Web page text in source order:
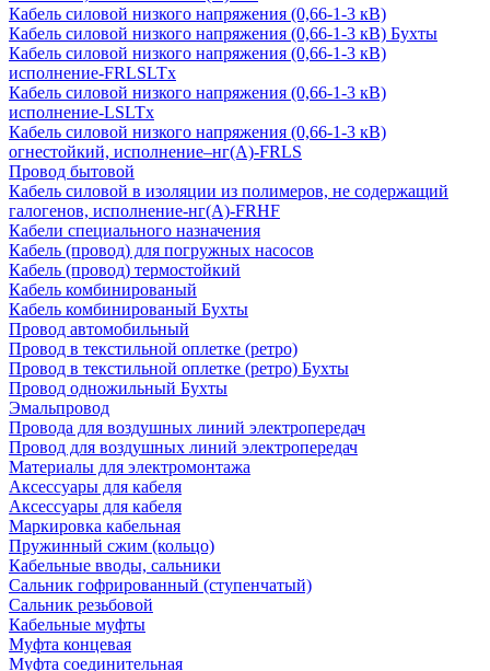
Кабель силовой низкого напряжения (0,66-1-3 кВ)
Кабель силовой низкого напряжения (0,66-1-3 кВ) Бухты
Кабель силовой низкого напряжения (0,66-1-3 кВ)
исполнение-FRLSLTx
Кабель силовой низкого напряжения (0,66-1-3 кВ)
исполнение-LSLTx
Кабель силовой низкого напряжения (0,66-1-3 кВ)
огнестойкий, исполнение–нг(А)-FRLS
Провод бытовой
Кабель силовой в изоляции из полимеров, не содержащий
галогенов, исполнение-нг(А)-FRHF
Кабели специального назначения
Кабель (провод) для погружных насосов
Кабель (провод) термостойкий
Кабель комбинированый
Кабель комбинированый Бухты
Провод автомобильный
Провод в текстильной оплетке (ретро)
Провод в текстильной оплетке (ретро) Бухты
Провод одножильный Бухты
Эмальпровод
Провода для воздушных линий электропередач
Провод для воздушных линий электропередач
Материалы для электромонтажа
Аксессуары для кабеля
Аксессуары для кабеля
Маркировка кабельная
Пружинный сжим (кольцо)
Кабельные вводы, сальники
Сальник гофрированный (ступенчатый)
Сальник резьбовой
Кабельные муфты
Муфта концевая
Муфта соединительная